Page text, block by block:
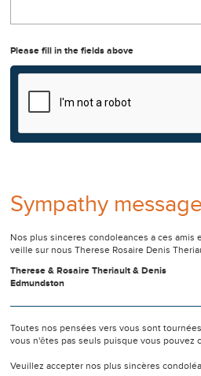
Please fill in the fields above
Sympathy
Nos plus sinceres condoleances a ces amis
veille sur nous Therese Rosaire Denis
Therese & Rosaire Theriault & Denis
Edmundston
Toutes nos pensées vers vous sont
vous n'êtes pas seuls puisque vous pouvez
Veuillez accepter nos plus sincères